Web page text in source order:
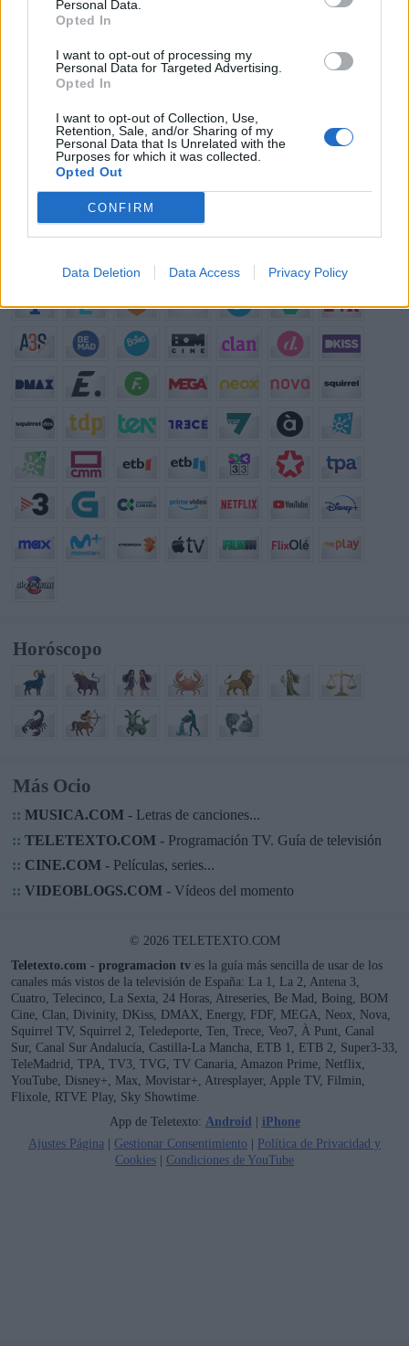
Personal Data.
Opted In
I want to opt-out of processing my
Personal Data for Targeted Advertising.
Opted In
I want to opt-out of Collection, Use,
Retention, Sale, and/or Sharing of my
Personal Data that Is Unrelated with the
Purposes for which it was collected.
Opted Out
CONFIRM
Data Deletion Data Access Privacy Policy
maratón! 🍿🎬🎟️
Opina de Tele
Para ti, ¿cuál es la mejor serie de TV que se emite en España?
¿Cuál es el personaje de serie cómica con el que mejor te lo
¿Qué anuncio te gusta más de los que se emiten actualmente en
TV?
¿Cuál crees que es el mejor programa que hay en la televisión?
Programación de Televisión
Horóscopo
Más Ocio
:: MUSICA.COM- Letras de canciones...
:: TELETEXTO.COM- Programación TV. Guía de televisión
:: CINE.COM- Películas, series...
:: VIDEOBLOGS.COM- Vídeos del momento
© 2026 TELETEXTO.COM
Teletexto.com - programacion tv es la guía más sencilla de usar de los
canales más vistos de la televisión de España: La 1, La 2, Antena 3,
Cuatro, Telecinco, La Sexta, 24 Horas, Atreseries, Be Mad, Boing, BOM
Cine, Clan, Divinity, DKiss, DMAX, Energy, FDF, MEGA, Neox, Nova,
Squirrel TV, Squirrel 2, Teledeporte, Ten, Trece, Veo7, À Punt, Canal
Sur, Canal Sur Andalucía, Castilla-La Mancha, ETB 1, ETB 2, Super3-33,
TeleMadrid, TPA, TV3, TVG, TV Canaria, Amazon Prime, Netflix,
YouTube, Disney+, Max, Movistar+, Atresplayer, Apple TV, Filmin,
Flixole, RTVE Play, Sky Showtime.
App de Teletexto: Android | iPhone
Ajustes Página | Gestionar Consentimiento | Política de Privacidad y
Cookies | Condiciones de YouTube